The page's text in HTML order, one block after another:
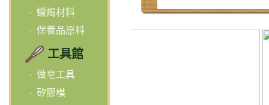
蠟燭材料
保養品原料
工具館
做皂工具
矽膠模